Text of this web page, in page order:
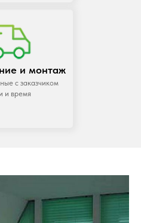
с заказчиком
и время
и монтаж